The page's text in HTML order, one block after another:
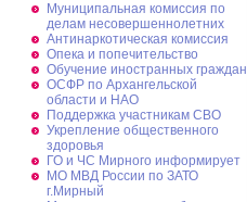
Муниципальная комиссия по
делам несовершеннолетних
Антинаркотическая комиссия
Опека и попечительство
Обучение иностранных граждан
ОСФР по Архангельской
области и НАО
Поддержка участникам СВО
Укрепление общественного
здоровья
ГО и ЧС Мирного информирует
МО МВД России по ЗАТО
г.Мирный